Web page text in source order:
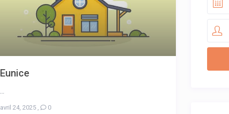
Eunice
avril 24, 2025 0